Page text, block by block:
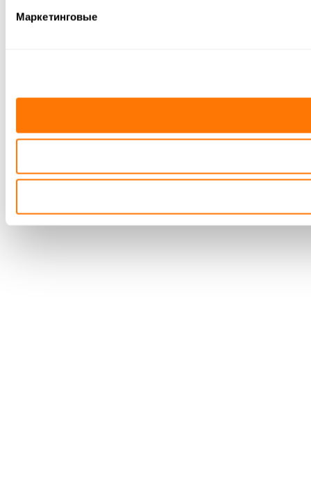
Маркетинговые